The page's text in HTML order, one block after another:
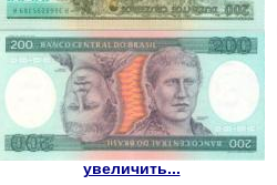
увеличить...